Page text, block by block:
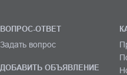
ВОПРОС-ОТВЕТ
Задать вопрос
ДОБАВИТЬ ОБЪЯВЛЕНИЕ